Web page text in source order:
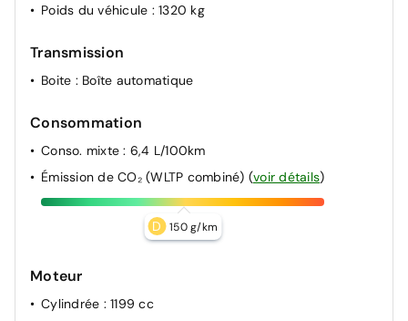
Poids du véhicule : 1320 kg
Transmission
Boite : Boîte automatique
Consommation
Conso. mixte: 6,4 L/100km
Émission de CO₂ (WLTP combiné) (voir détails)
D 150 g/km
Moteur
Cylindrée : 1199 cc